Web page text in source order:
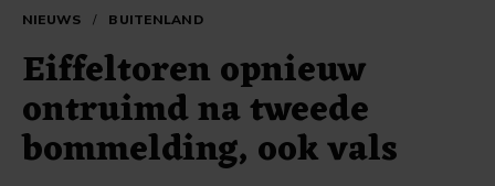
NIEUWS / BUITENLAND
Eiffeltoren opnieuw
ontruimd na tweede
bommelding, ook vals